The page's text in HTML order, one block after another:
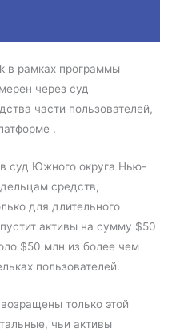
в рамках программы
через суд
части пользователей,
.
в суд Южного округа Нью-
средств,
для длительного
активы на сумму $50
$50 млн из более чем
пользователей.
только этой
чьи активы